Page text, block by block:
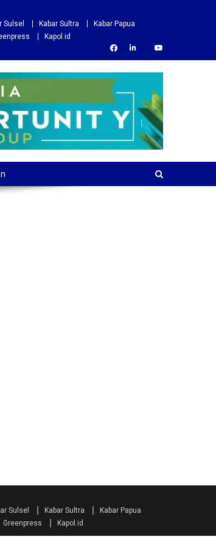
Sulsel Kabar Sultra
Kabar Papua
Kapol.id
Sulsel Kabar Sultra
Kabar Papua
Greenpress Kapol.id